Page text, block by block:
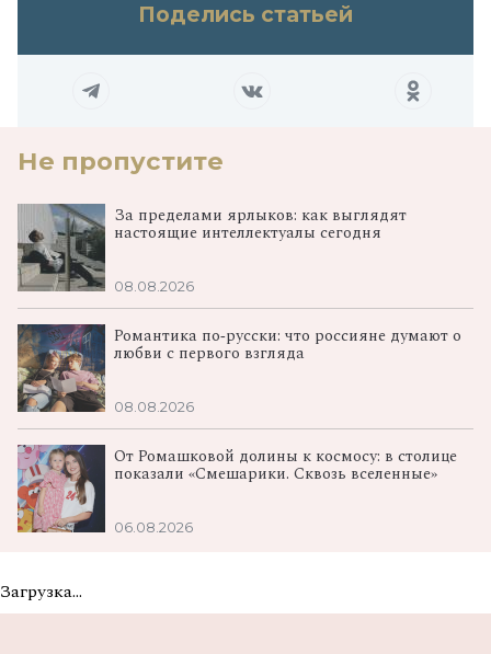
Поделись статьей
Не пропустите
За пределами ярлыков: как выглядят
настоящие интеллектуалы сегодня
08.08.2026
Романтика по‑русски: что россияне думают о
любви с первого взгляда
08.08.2026
От Ромашковой долины к космосу: в столице
показали «Смешарики. Сквозь вселенные»
06.08.2026
Загрузка...